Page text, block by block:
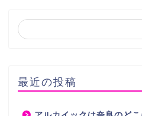
最近の投稿